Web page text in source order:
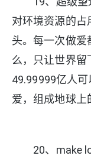
对环境资源的占
头。每一次做爱
么，只让世界留
49.99999亿人
爱，组成地球上
20、make